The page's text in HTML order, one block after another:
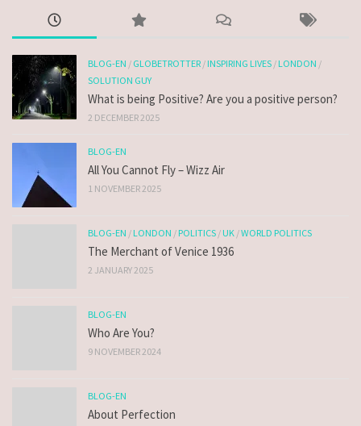
BLOG-EN / GLOBETROTTER /INSPIRING LIVES /LONDON /
SOLUTION GUY
What is being Positive? Are you a positive person?
2 DECEMBER 2025
BLOG-EN
All You Cannot Fly – Wizz Air
1 NOVEMBER 2025
BLOG-EN /LONDON /POLITICS /UK /WORLD POLITICS
The Merchant of Venice 1936
2 JANUARY 2025
BLOG-EN
Who Are You?
9 NOVEMBER 2024
BLOG-EN
About Perfection